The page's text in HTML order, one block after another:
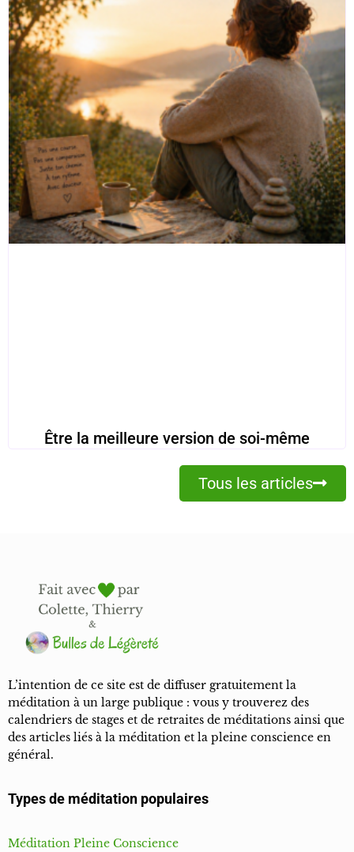
Être la meilleure version de soi-même
Tous les articles
L’intention de ce site est de diffuser gratuitement la
méditation à un large publique : vous y trouverez des
calendriers de stages et de retraites de méditations ainsi que
des articles liés à la méditation et la pleine conscience en
général.
Types de méditation populaires
Méditation Pleine Conscience